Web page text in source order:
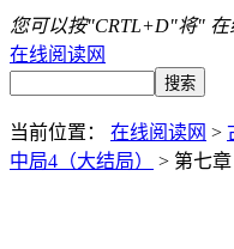
您可以按"CRTL+D"将" 在
在线阅读网
当前位置： 在线阅读网 >
中局4（大结局）
> 第七